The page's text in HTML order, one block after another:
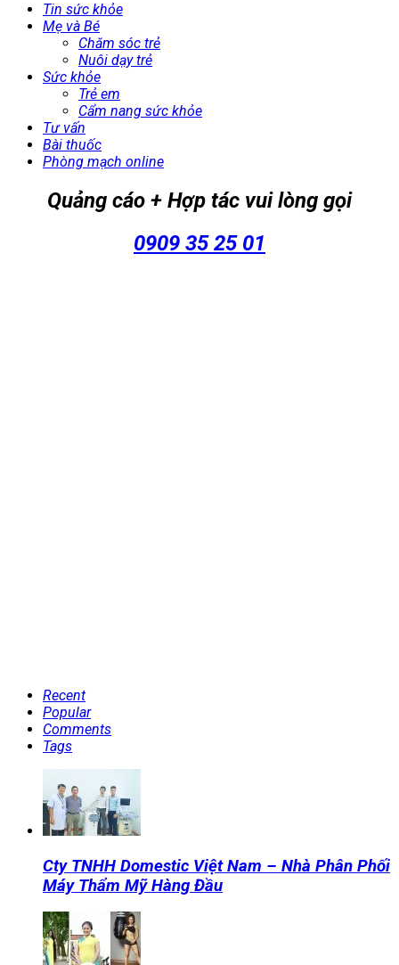
Tin sức khỏe
Mẹ và Bé
Chăm sóc trẻ
Nuôi dạy trẻ
Sức khỏe
Trẻ em
Cẩm nang sức khỏe
Tư vấn
Bài thuốc
Phòng mạch online
Quảng cáo + Hợp tác vui lòng gọi
0909 35 25 01
Recent
Popular
Comments
Tags
Cty TNHH Domestic Việt Nam – Nhà Phân Phối
Máy Thẩm Mỹ Hàng Đầu